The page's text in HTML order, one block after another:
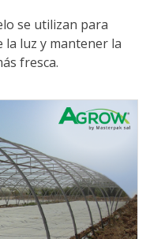
se utilizan para
la luz y mantener la
fresca.